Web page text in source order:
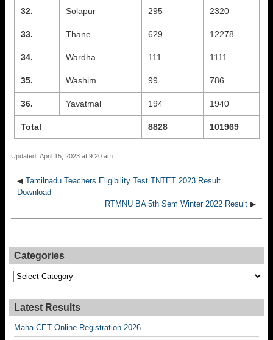
32. Solapur 295 2320
33. Thane 629 12278
34. Wardha 111 1111
35. Washim 99 786
36. Yavatmal 194 1940
Total 8828 101969
Updated: April 15, 2023 at 9:20 am
◀ Tamilnadu Teachers Eligibility Test TNTET 2023 Result
Download
RTMNU BA 5th Sem Winter 2022 Result ▶
Categories
Categories
Latest Results
Maha CET Online Registration 2026